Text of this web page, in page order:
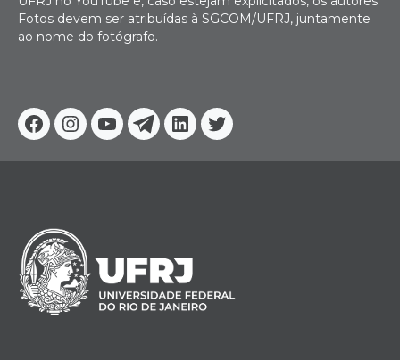
Facebook
Instagram
YoutubeTelegram
Linkedin
Twitter
Fotos devem ser atribuídas à SGCOM/UFRJ, juntamente
ao nome do fotógrafo.